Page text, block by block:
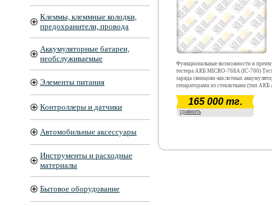
Клеммы, клеммные колодки,
предохранители, провода
Аккумуляторные батареи,
необслуживаемые
Элементы питания
Контроллеры и датчики
Автомобильные аксессуары
Инструменты и расходные
материалы
Бытовое оборудование
Функциональные возможности и
тестера АКБ MICRO-768A (IC-700)
заряда свинцово-кислотных
сепараторами из стеклоткани (тип АКБ
работоспособности пластин, спиралей
AGM. Определение фактической
холодного запуска двигателя по
международным стандартам качества
165 000 тг.
сравнить